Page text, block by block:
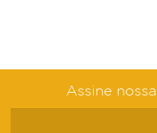
Assine